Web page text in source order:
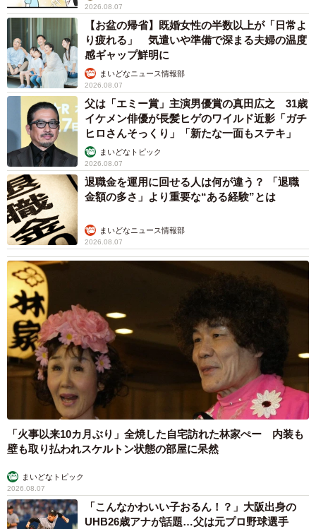
2026.08.07
【お盆の帰省】既婚女性の半数以上が「日常よ
り疲れる」 気遣いや準備で深まる夫婦の温度
感ギャップ鮮明に
まいどなニュース情報部
2026.08.07
父は「エミー賞」主演男優賞の真田広之 31歳
イケメン俳優が長髪ヒゲのワイルド近影「ガチ
ヒロさんそっくり」「新たな一面もステキ」
まいどなトピック
2026.08.07
退職金を運用に回せる人は何が違う？ 「退職
金額の多さ」より重要な“ある経験”とは
まいどなニュース情報部
2026.08.07
「火事以来10カ月ぶり」全焼した自宅訪れた林家ぺー 内装も
壁も取り払われスケルトン状態の部屋に呆然
まいどなトピック
2026.08.07
「こんなかわいい子おるん！？」大阪出身の
UHB26歳アナが話題…父は元プロ野球選手